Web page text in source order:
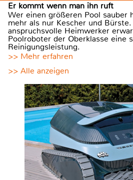
Er kommt wenn man ihn ruft
Wer einen größeren Pool sauber
mehr als nur Kescher und Bürste.
anspruchsvolle Heimwerker
Poolroboter der Oberklasse eine
Reinigungsleistung.
>> Mehr erfahren
>> Alle anzeigen